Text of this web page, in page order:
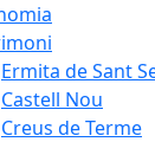
Ermita de Sant
Castell Nou
Creus de Terme